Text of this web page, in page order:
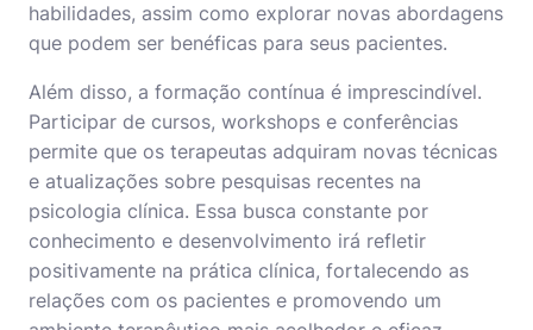
habilidades, assim como explorar novas abordagens
que podem ser benéficas para seus pacientes.
Além disso, a formação contínua é imprescindível.
Participar de cursos, workshops e conferências
permite que os terapeutas adquiram novas técnicas
e atualizações sobre pesquisas recentes na
psicologia clínica. Essa busca constante por
conhecimento e desenvolvimento irá refletir
positivamente na prática clínica, fortalecendo as
relações com os pacientes e promovendo um